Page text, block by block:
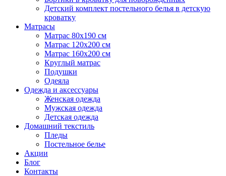
Детский комплект постельного белья в детскую
кроватку
Матрасы
Матрас 80х190 см
Матраc 120х200 см
Матрас 160х200 см
Круглый матрас
Подушки
Одеяла
Одежда и аксессуары
Женская одежда
Мужская одежда
Детская одежда
Домашний текстиль
Пледы
Постельное белье
Акции
Блог
Контакты